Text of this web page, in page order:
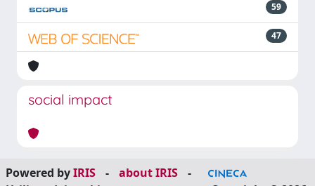
59
47
social impact
Powered byIRIS - about IRIS
-